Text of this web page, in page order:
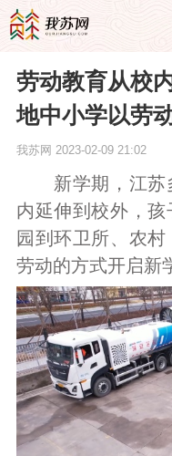
劳动教育从校
地中小学以劳
我苏网 2023-02-09 21:02
新学期，江苏
内延伸到校外，
园到环卫所、农
劳动的方式开启新